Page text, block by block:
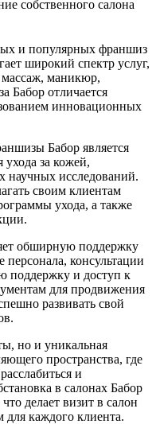
собственного салона
и популярных франшиз
широкий спектр услуг,
массаж, маникюр,
Бабор отличается
инновационных
Бабор является
за кожей,
научных исследований.
своим клиентам
ухода, а также
обширную поддержку
консультации
поддержку и доступ к
для продвижения
развивать свой
но и уникальная
пространства, где
и
в салонах Бабор
делает визит в салон
каждого клиента.